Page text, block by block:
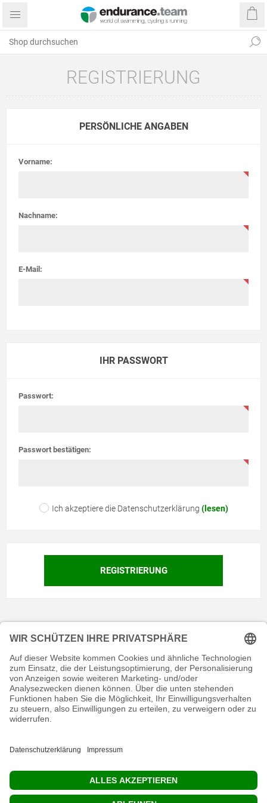
REGISTRIERUNG
PERSÖNLICHE ANGABEN
Vorname:
Nachname:
E-Mail:
IHR PASSWORT
Passwort:
Passwort bestätigen:
Ich akzeptiere die Datenschutzerklärung (lesen)
KONTAKT
RECHTLICHES
INFORMATIVES
MEIN KONTO